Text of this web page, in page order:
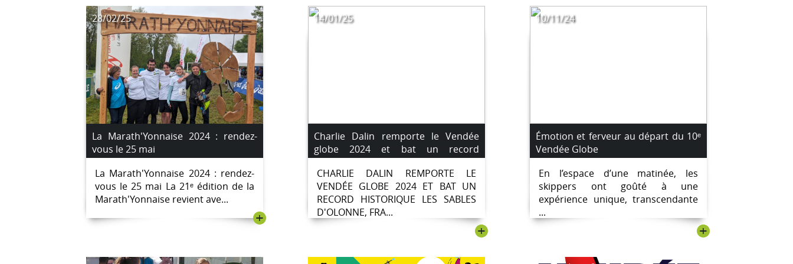
28/02/25
La Marath'Yonnaise 2024 : rendez-
vous le 25 mai
La Marath'Yonnaise 2024 : rendez-
vous le 25 mai La 21ᵉ édition de la
Marath'Yonnaise revient ave...
+
14/01/25
Charlie Dalin remporte le Vendée
globe 2024 et bat un record
historique.
CHARLIE DALIN REMPORTE LE
VENDÉE GLOBE 2024 ET BAT UN
RECORD HISTORIQUE LES SABLES
D'OLONNE, FRA...
+
10/11/24
Émotion et ferveur au départ du 10ᵉ
Vendée Globe
En l’espace d’une matinée, les
skippers ont goûté à une
expérience unique, transcendante
...
+